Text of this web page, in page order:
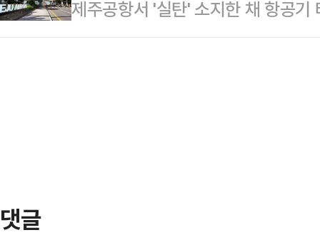
교를 졸업한 뒤 신이경찰서에서 근
외모, 친화적인 성격으…
이 어린이들의 장난으로 파손됐다
가 지난 2020년 약 360만위안(약
제주공항서 '실탄' 소지한 채 항공
댓글